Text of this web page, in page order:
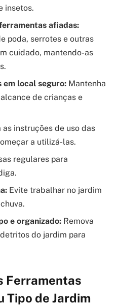
insetos.
afiadas:
poda, serrotes e outras
cuidado, mantendo-as
em local seguro: Mantenha
de crianças e
as instruções de uso das
a utilizá-las.
regulares para
Evite trabalhar no jardim
e organizado: Remova
do jardim para
Ferramentas
Tipo de Jardim